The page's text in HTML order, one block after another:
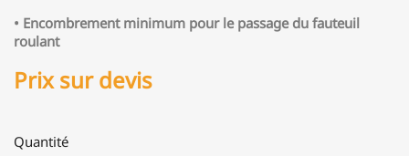
• Encombrement minimum pour le passage du fauteuil
roulant
Prix sur devis
Quantité